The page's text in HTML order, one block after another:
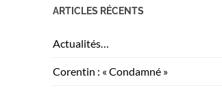
ARTICLES RÉCENTS
Actualités…
Corentin : « Condamné »